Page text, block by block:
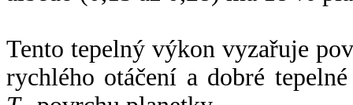
Tento tepelný výkon vyzařuje
rychlého otáčení a dobré